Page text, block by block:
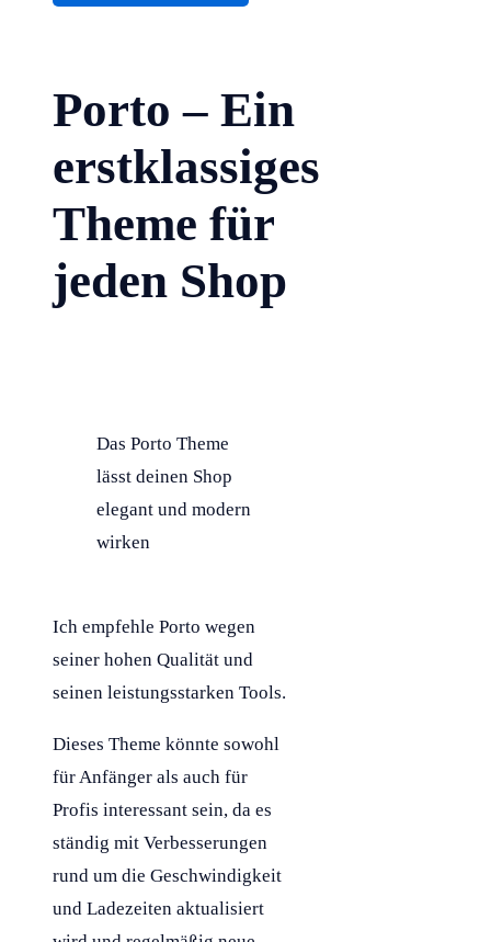
Porto – Ein
erstklassiges
Theme für
jeden Shop
Das Porto Theme
lässt deinen Shop
elegant und modern
wirken
Ich empfehle Porto wegen
seiner hohen Qualität und
seinen leistungsstarken Tools.
Dieses Theme könnte sowohl
für Anfänger als auch für
Profis interessant sein, da es
ständig mit Verbesserungen
rund um die Geschwindigkeit
und Ladezeiten aktualisiert